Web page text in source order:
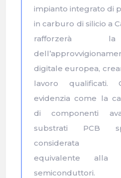
impianto integrato di
in carburo di silicio a
rafforzerà
digitale europea,
lavoro qualificati.
evidenzia come la
di componenti
substrati PCB
considerata
equivalente alla
semiconduttori.